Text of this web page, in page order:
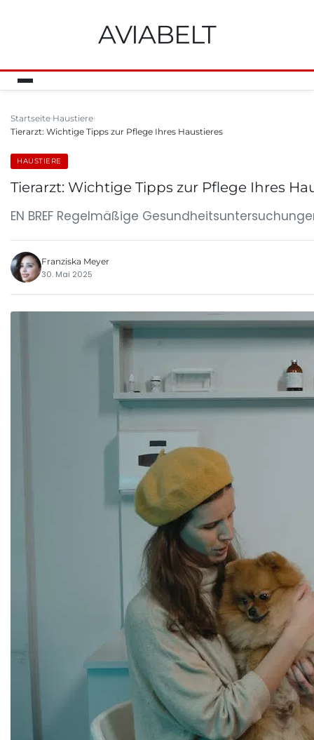
AVIABELT
Startseite Haustiere
Tierarzt: Wichtige Tipps zur Pflege Ihres Haustieres
HAUSTIERE
Tierarzt: Wichtige Tipps zur Pflege Ihres
EN BREF Regelmäßige
Franziska Meyer
30. Mai 2025